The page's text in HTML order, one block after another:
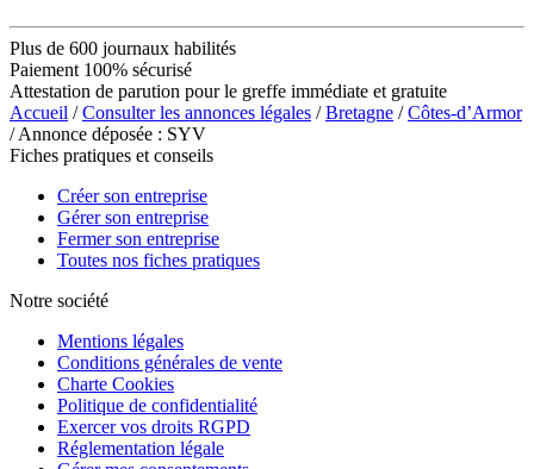
Plus de 600 journaux habilités
Paiement 100% sécurisé
Attestation de parution pour le greffe immédiate et gratuite
Accueil /Consulter les annonces légales /Bretagne /Côtes-d’Armor
/ Annonce déposée : SYV
Fiches pratiques et conseils
Créer son entreprise
Gérer son entreprise
Fermer son entreprise
Toutes nos fiches pratiques
Notre société
Mentions légales
Conditions générales de vente
Charte Cookies
Politique de confidentialité
Exercer vos droits RGPD
Réglementation légale